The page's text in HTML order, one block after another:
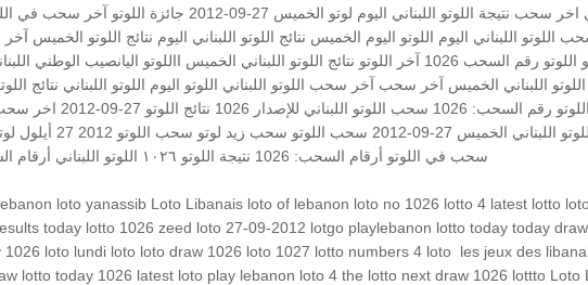
اخر سحب نتيجة اللوتو اللبناني اليوم لوتو الخميس 27-09-2012 جائزة اللوتو آخر سحب في
اللوتو اللبناني اليوم اللوتو اليوم الخميس نتائج اللوتو اللبناني اليوم نتائج اللوتو الخميس آخر
اللوتو رقم السحب 1026 آخر اللوتو نتائج اللوتو اللبناني الخميس االلوتو اليانصيب الوطني
اللبناني الخميس آخر سحب آخر سحب اللوتو اللبناني اللوتو اليوم اللوتو اللبناني نتائج
رقم السحب: 1026 سحب اللوتو اللبناني للإصدار 1026 نتائج اللوتو 27-09-2012 اخر
اللبناني الخميس 27-09-2012 سحب اللوتو سحب زيد لوتو سحب اللوتو 2012 27 أيلول
سحب في اللوتو أرقام السحب: 1026 نتيجة اللوتو ١٠٢٦ اللوتو اللبناني أرقام
loto yanassib Loto Libanais loto of lebanon loto no 1026 lotto 4 latest lotto
today lotto 1026 zeed loto 27-09-2012 lotgo playlebanon lotto today today draw
1026 loto lundi loto loto draw 1026 loto 1027 lotto numbers 4 loto les jeux des
lotto today 1026 latest loto play lebanon loto 4 the lotto next draw 1026 lottto Loto